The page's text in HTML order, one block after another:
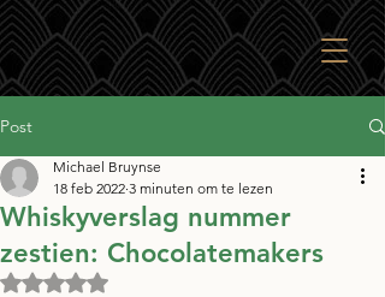
Post
Whiskyverslag nummer
zestien: Chocolatemakers
Michael Bruynse
18 feb 2022 3 minuten om te lezen
Beoordeeld met NaN uit 5 sterren.